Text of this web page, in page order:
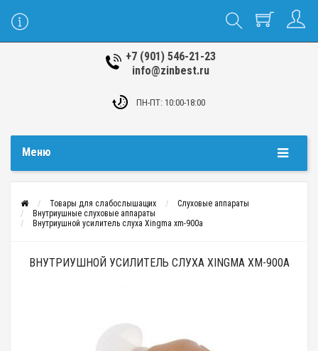
+7 (901) 546-21-23
info@zinbest.ru
ПН-ПТ: 10:00-18:00
Меню
Товары для слабослышащих
Слуховые аппараты
Внутриушные слуховые аппараты
Внутриушной усилитель слуха Xingma xm-900a
ВНУТРИУШНОЙ УСИЛИТЕЛЬ СЛУХА XINGMA XM-900A